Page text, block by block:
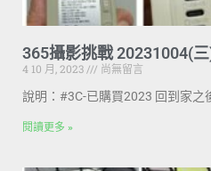
365攝影挑戰 20231004(
4 10 月, 2023
尚無留言
說明：#3C-已購買2023 回到家之
閱讀更多 »